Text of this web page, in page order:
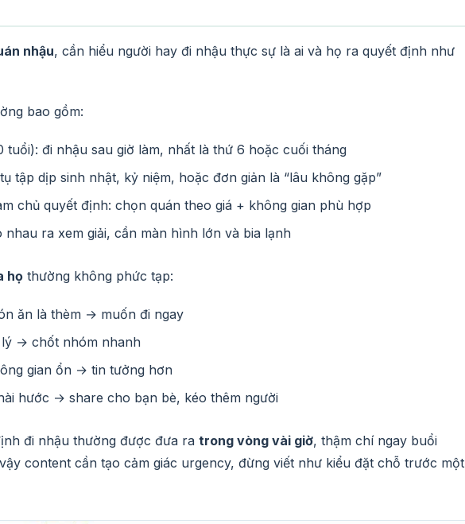
nhậu, cần hiểu người hay đi nhậu thực sự là ai và họ ra quyết định như
bao gồm:
tuổi): đi nhậu sau giờ làm, nhất là thứ 6 hoặc cuối tháng
tập dịp sinh nhật, kỷ niệm, hoặc đơn giản là “lâu không gặp”
chủ quyết định: chọn quán theo giá + không gian phù hợp
nhau ra xem giải, cần màn hình lớn và bia lạnh
họ thường không phức tạp:
ăn là thèm → muốn đi ngay
→ chốt nhóm nhanh
gian ổn → tin tưởng hơn
hước → share cho bạn bè, kéo thêm người
đi nhậu thường được đưa ra trong vòng vài giờ, thậm chí ngay buổi
content cần tạo cảm giác urgency, đừng viết như kiểu đặt chỗ trước một